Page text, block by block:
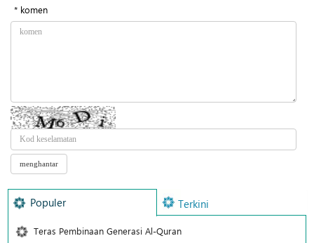
* komen
Populer Terkini
Teras Pembinaan Generasi Al-Quran